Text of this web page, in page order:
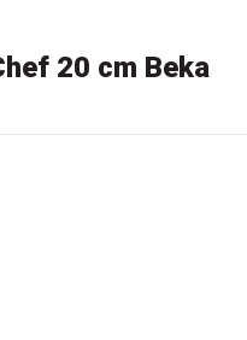
20 cm Beka